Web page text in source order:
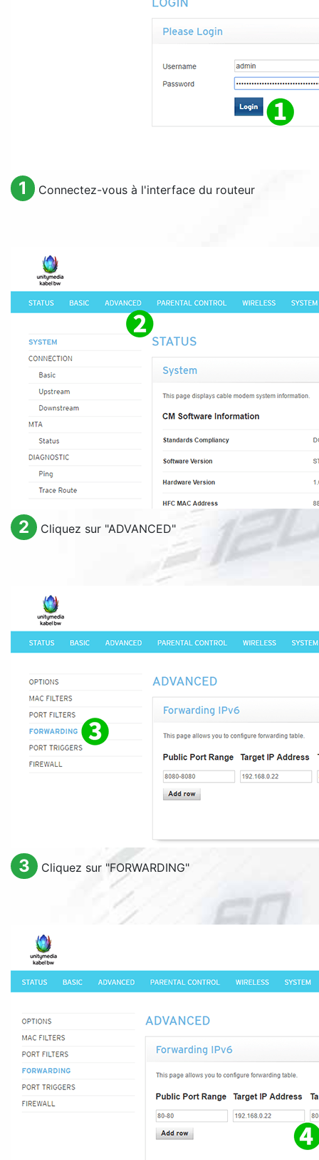
1 Connectez-vous à l'interface du routeur
2 Cliquez sur "ADVANCED"
3 Cliquez sur "FORWARDING"